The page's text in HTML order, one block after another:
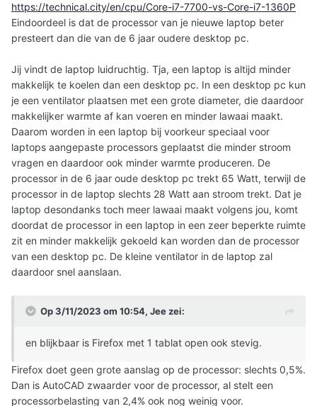
https://technical.city/en/cpu/Core-i7-7700-vs-Core-i7-1360P
Eindoordeel is dat de processor van je nieuwe laptop beter
presteert dan die van de 6 jaar oudere desktop pc.
Jij vindt de laptop luidruchtig. Tja, een laptop is altijd minder
makkelijk te koelen dan een desktop pc. In een desktop pc kun
je een ventilator plaatsen met een grote diameter, die daardoor
makkelijker warmte af kan voeren en minder lawaai maakt.
Daarom worden in een laptop bij voorkeur speciaal voor
laptops aangepaste processors geplaatst die minder stroom
vragen en daardoor ook minder warmte produceren. De
processor in de 6 jaar oude desktop pc trekt 65 Watt, terwijl de
processor in de laptop slechts 28 Watt aan stroom trekt. Dat je
laptop desondanks toch meer lawaai maakt volgens jou, komt
doordat de processor in een laptop in een zeer beperkte ruimte
zit en minder makkelijk gekoeld kan worden dan de processor
van een desktop pc. De kleine ventilator in de laptop zal
daardoor snel aanslaan.
Op 3/11/2023 om 10:54, Jeezei:
en blijkbaar is Firefox met 1 tablat open ook stevig.
Firefox doet geen grote aanslag op de processor: slechts 0,5%.
Dan is AutoCAD zwaarder voor de processor, al stelt een
processorbelasting van 2,4% ook nog weinig voor.